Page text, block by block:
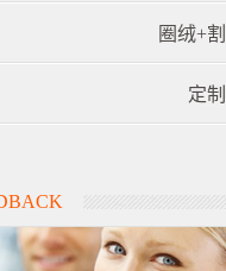
圈绒+
定